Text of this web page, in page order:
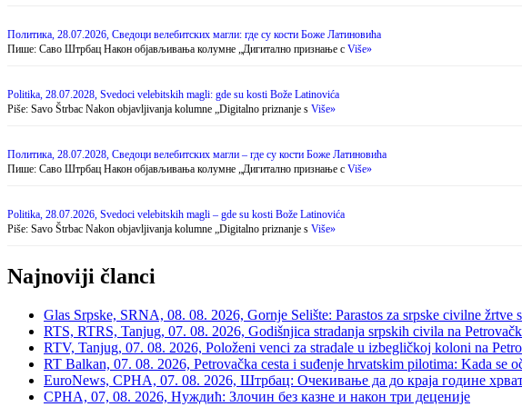
Политика, 28.07.2026, Сведоци велебитских магли: где су кости Боже Латиновића
Пише: Саво Штрбац На­кон об­ја­вљи­ва­ња ко­лум­не „Ди­ги­тал­но при­зна­ње с Više»
Politika, 28.07.2028, Svedoci velebitskih magli: gde su kosti Bože Latinovića
Piše: Savo Štrbac Na­kon ob­ja­vlji­va­nja ko­lum­ne „Di­gi­tal­no pri­zna­nje s Više»
Политика, 28.07.2028, Сведоци велебитских магли – где су кости Боже Латиновића
Пише: Саво Штрбац Након објављивања колумне „Дигитално признање с Više»
Politika, 28.07.2026, Svedoci velebitskih magli – gde su kosti Bože Latinovića
Piše: Savo Štrbac Nakon objavljivanja kolumne „Digitalno priznanje s Više»
Najnoviji članci
Glas Srpske, SRNA, 08. 08. 2026, Gornje Selište: Parastos za srpske civilne žrtve
RTS, RTRS, Tanjug, 07. 08. 2026, Godišnjica stradanja srpskih civila na
RTV, Tanjug, 07. 08. 2026, Položeni venci za stradale u izbegličkoj koloni na
RT Balkan, 07. 08. 2026, Petrovačka cesta i suđenje hrvatskim pilotima: Kada se
EuroNews, СРНА, 07. 08. 2026, Штрбац: Очекивање да до краја године
СРНА, 07, 08. 2026, Нуждић: Злочин без казне и након три деценије